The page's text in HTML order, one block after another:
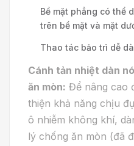
Bề mặt phẳng có thể
trên bề mặt và mặt
Thao tác bảo trì dễ
Cánh tản nhiệt dàn
ăn mòn: Để nâng cao
thiện khả năng chịu
ô nhiễm không khí,
lý chống ăn mòn (đã